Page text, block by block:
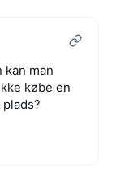
kan man
købe en